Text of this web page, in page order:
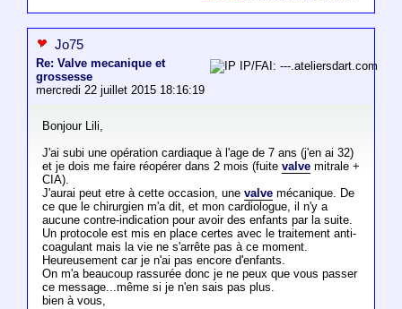
Jo75
Re: Valve mecanique et
grossesse
mercredi 22 juillet 2015 18:16:19
IP/FAI: ---.ateliersdart.com
Bonjour Lili,
J'ai subi une opération cardiaque à l'age de 7 ans (j'en ai 32)
et je dois me faire réopérer dans 2 mois (fuite valvemitrale +
CIA).
J'aurai peut etre à cette occasion, une valvemécanique. De
ce que le chirurgien m'a dit, et mon cardiologue, il n'y a
aucune contre-indication pour avoir des enfants par la suite.
Un protocole est mis en place certes avec le traitement anti-
coagulant mais la vie ne s'arrête pas à ce moment.
Heureusement car je n'ai pas encore d'enfants.
On m'a beaucoup rassurée donc je ne peux que vous passer
ce message...même si je n'en sais pas plus.
bien à vous,